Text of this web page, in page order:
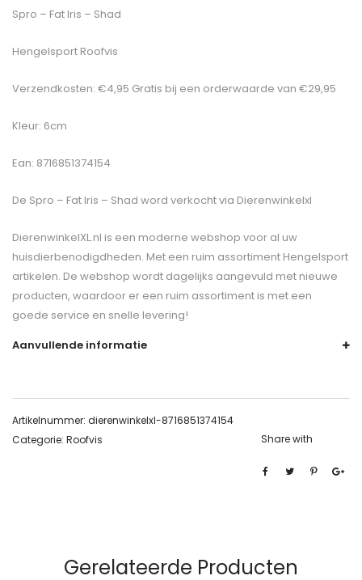
Spro – Fat Iris – Shad
Hengelsport Roofvis
Verzendkosten: €4,95 Gratis bij een orderwaarde van €29,95
Kleur: 6cm
Ean: 8716851374154
De Spro – Fat Iris – Shad word verkocht via Dierenwinkelxl
DierenwinkelXL.nl is een moderne webshop voor al uw
huisdierbenodigdheden. Met een ruim assortiment Hengelsport
artikelen. De webshop wordt dagelijks aangevuld met nieuwe
producten, waardoor er een ruim assortiment is met een
goede service en snelle levering!
Aanvullende informatie
Artikelnummer: dierenwinkelxl-8716851374154
Categorie: Roofvis Share with
Gerelateerde Producten